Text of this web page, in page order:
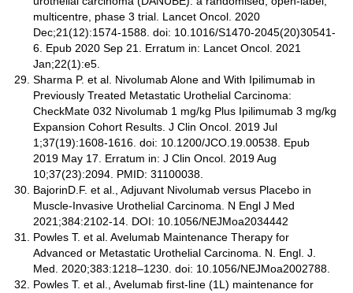
multicentre, phase 3 trial. Lancet Oncol. 2020
Dec;21(12):1574-1588. doi: 10.1016/S1470-2045(20)30541-
6. Epub 2020 Sep 21. Erratum in: Lancet Oncol. 2021
Jan;22(1):e5.
Sharma P. et al. Nivolumab Alone and With Ipilimumab in
Previously Treated Metastatic Urothelial Carcinoma:
CheckMate 032 Nivolumab 1 mg/kg Plus Ipilimumab 3 mg/kg
Expansion Cohort Results. J Clin Oncol. 2019 Jul
1;37(19):1608-1616. doi: 10.1200/JCO.19.00538. Epub
2019 May 17. Erratum in: J Clin Oncol. 2019 Aug
10;37(23):2094. PMID: 31100038.
BajorinD.F. et al., Adjuvant Nivolumab versus Placebo in
Muscle-Invasive Urothelial Carcinoma. N Engl J Med
2021;384:2102-14. DOI: 10.1056/NEJMoa2034442
Powles T. et al. Avelumab Maintenance Therapy for
Advanced or Metastatic Urothelial Carcinoma. N. Engl. J.
Med. 2020;383:1218–1230. doi: 10.1056/NEJMoa2002788.
Powles T. et al., Avelumab first-line (1L) maintenance for